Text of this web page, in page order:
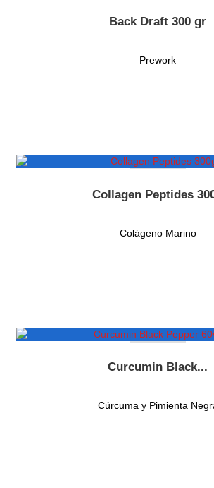
Back Draft 300 gr
Prework
Collagen Peptides
Colágeno Marino
Curcumin Black...
Cúrcuma y Pimienta